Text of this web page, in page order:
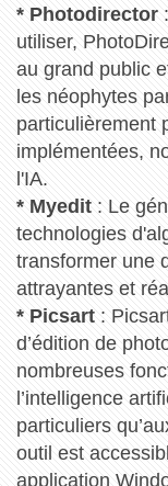
* Photodirector:
utiliser,
au grand public
les néophytes
particulièrement
implémentées,
l'IA.
* Myedit: Le
technologies
transformer une
attrayantes et
* Picsart:
d’édition de
nombreuses
l’intelligence
particuliers
outil est
application